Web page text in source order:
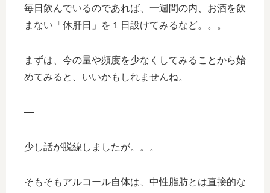
毎日飲んでいるのであれば、一週間の内、お酒を飲
まない「休肝日」を１日設けてみるなど。。。
まずは、今の量や頻度を少なくしてみることから始
めてみると、いいかもしれませんね。
—
少し話が脱線しましたが。。。
そもそもアルコール自体は、中性脂肪とは直接的な